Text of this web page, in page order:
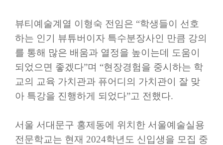
뷰티예술계열 이형숙 전임은 “학생들이 선호
하는 인기 뷰튜버이자 특수분장사인 만큼 강의
를 통해 많은 배움과 열정을 높이는데 도움이
되었으면 좋겠다”며 “현장경험을 중시하는 학
교의 교육 가치관과 퓨어디의 가치관이 잘 맞
아 특강을 진행하게 되었다”고 전했다.
서울 서대문구 홍제동에 위치한 서울예술실용
전문학교는 현재 2024학년도 신입생을 모집 중